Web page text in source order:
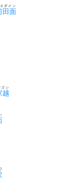
田面
ダメン
越
ゴシ